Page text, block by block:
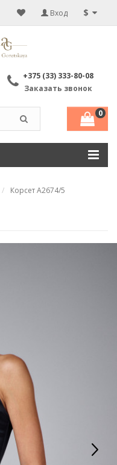
$
Вход
+375 (33) 333-80-08
Заказать звонок
0
Корсет А2674/5